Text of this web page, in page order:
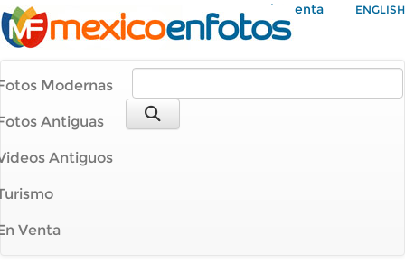
Mi Cuenta ENGLISH
Modernas
Antiguas
Antiguos
Venta